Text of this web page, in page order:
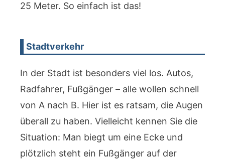
25 Meter. So einfach ist das!
Stadtverkehr
In der Stadt ist besonders viel los. Autos,
Radfahrer, Fußgänger – alle wollen schnell
von A nach B. Hier ist es ratsam, die Augen
überall zu haben. Vielleicht kennen Sie die
Situation: Man biegt um eine Ecke und
plötzlich steht ein Fußgänger auf der